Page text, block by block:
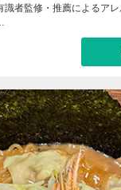
識者監修・推薦によるア